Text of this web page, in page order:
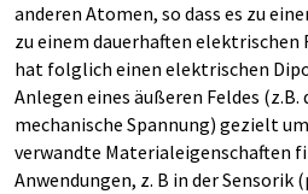
anderen Atomen, so dass es zu
zu einem dauerhaften elektrischen
hat folglich einen elektrischen
Anlegen eines äußeren Feldes
mechanische Spannung) gezielt
verwandte Materialeigenschaften
Anwendungen, z. B in der Sensorik